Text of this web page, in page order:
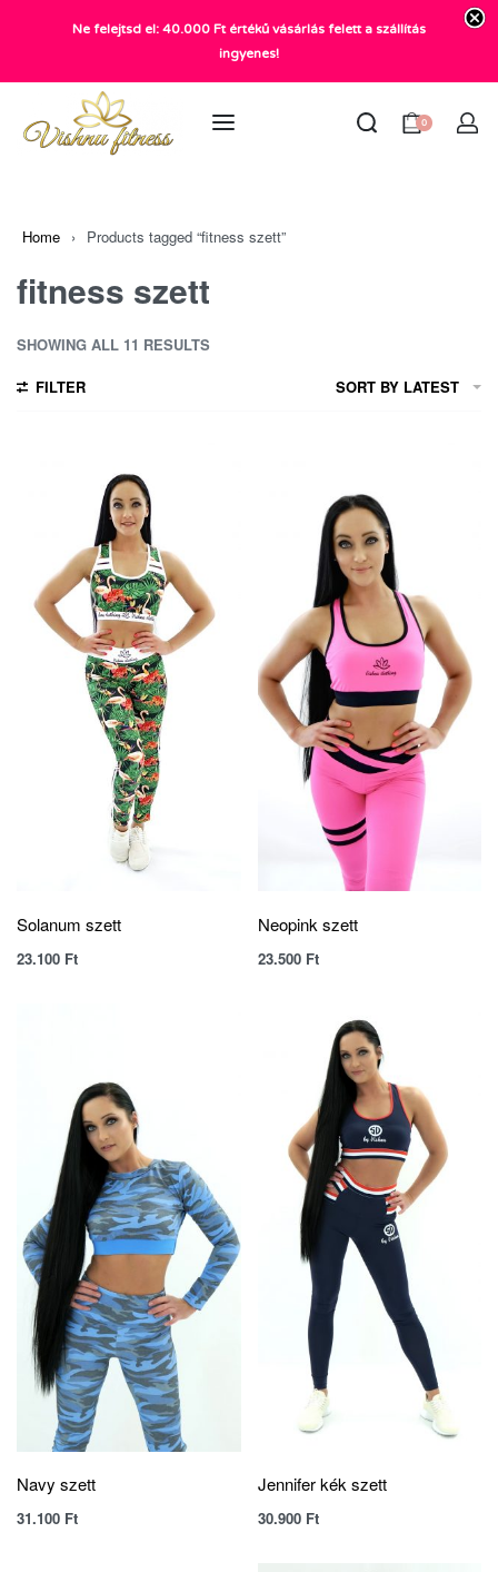
+36 20 372 2969
info@vishnu.hu
0
Home › Products tagged “fitness szett”
fitness szett
SHOWING ALL 11 RESULTS
FILTER
SORT BY LATEST
Solanum szett
23.100 Ft
Neopink szett
23.500 Ft
Navy szett
31.100 Ft
Jennifer kék szett
30.900 Ft
Ne felejtsd el: 40.000 Ft értékű vásárlás felett a szállítás
ingyenes!